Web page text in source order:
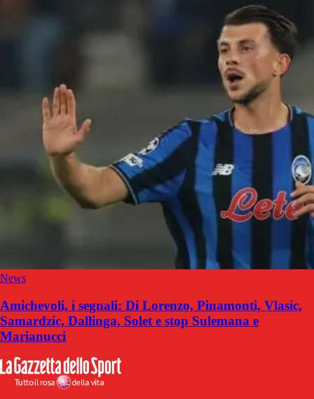
News
Amichevoli, i segnali: Di Lorenzo, Pinamonti, Vlasic,
Samardzic, Dallinga, Solet e stop Sulemana e
Marianucci